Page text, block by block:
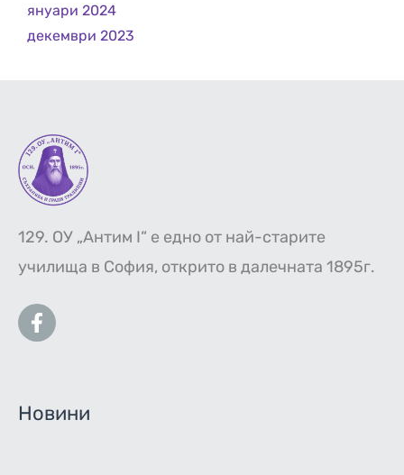
януари 2024
декември 2023
129. ОУ „Антим I“ е едно от най-старите
училища в София, открито в далечната 1895г.
Новини